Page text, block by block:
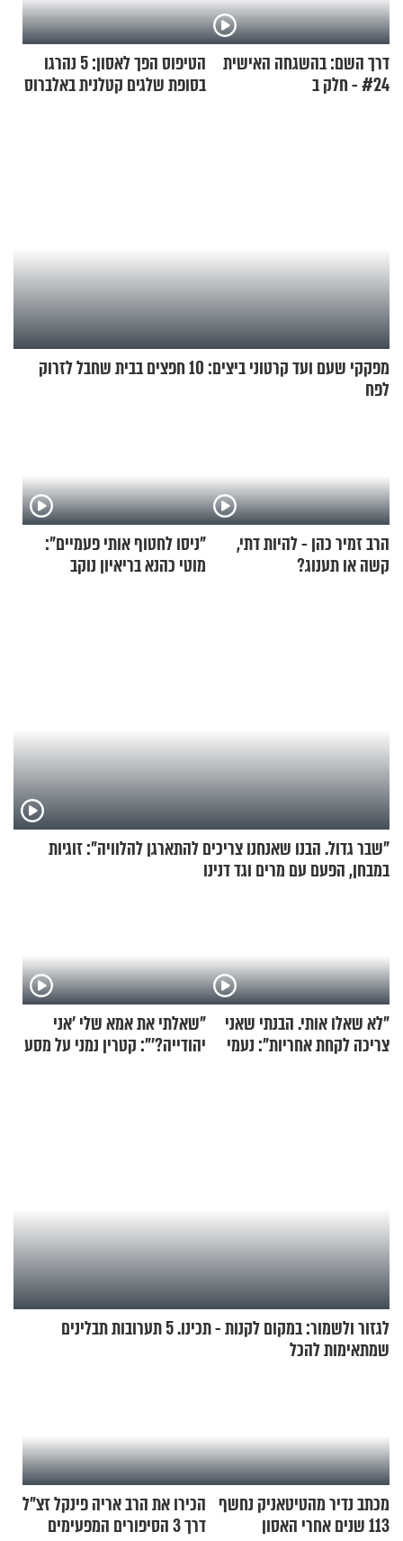
דרך השם: בהשגחה האישית
#24 - חלק ב
הטיפוס הפך לאסון: 5 נהרגו
בסופת שלגים קטלנית באלברוס
מפקקי שעם ועד קרטוני ביצים: 10 חפצים בבית שחבל לזרוק
לפח
הרב זמיר כהן - להיות דתי,
קשה או תענוג?
"ניסו לחטוף אותי פעמיים":
מוטי כהנא בריאיון נוקב
"שבר גדול. הבנו שאנחנו צריכים להתארגן להלוויה": זוגיות
במבחן, הפעם עם מרים וגד דנינו
"לא שאלו אותי. הבנתי שאני
צריכה לקחת אחריות": נעמי
"שאלתי את אמא שלי 'אני
יהודייה?'": קטרין נמני על מסע
לגזור ולשמור: במקום לקנות - תכינו. 5 תערובות תבלינים
שמתאימות להכל
מכתב נדיר מהטיטאניק נחשף
113 שנים אחרי האסון
הכירו את הרב אריה פינקל זצ"ל
דרך 3 הסיפורים המפעימים